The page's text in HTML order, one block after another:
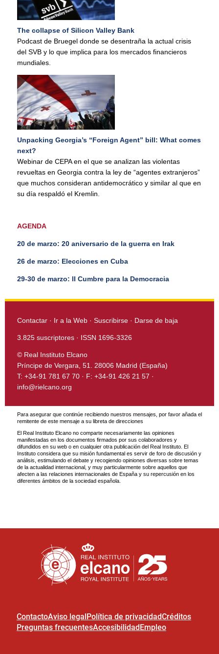
ContactoAviso legalPolítica de privacidadCréditos
Preguntas frecuentesAccesibilidadEmpleo